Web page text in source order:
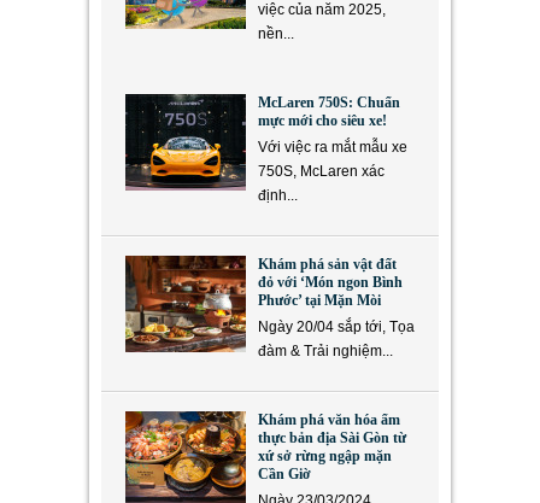
việc của năm 2025,
nền...
McLaren 750S: Chuẩn
mực mới cho siêu xe!
Với việc ra mắt mẫu xe
750S, McLaren xác
định...
Khám phá sản vật đất
đỏ với ‘Món ngon Bình
Phước’ tại Mặn Mòi
Ngày 20/04 sắp tới, Tọa
đàm & Trải nghiệm...
Khám phá văn hóa ẩm
thực bản địa Sài Gòn từ
xứ sở rừng ngập mặn
Cần Giờ